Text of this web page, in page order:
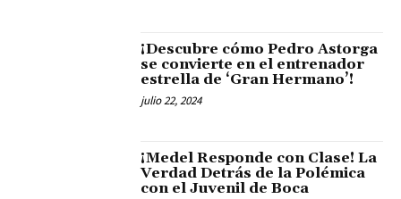
¡Descubre cómo Pedro Astorga
se convierte en el entrenador
estrella de ‘Gran Hermano’!
julio 22, 2024
¡Medel Responde con Clase! La
Verdad Detrás de la Polémica
con el Juvenil de Boca